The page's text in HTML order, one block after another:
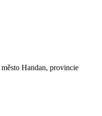
Handan, provincie